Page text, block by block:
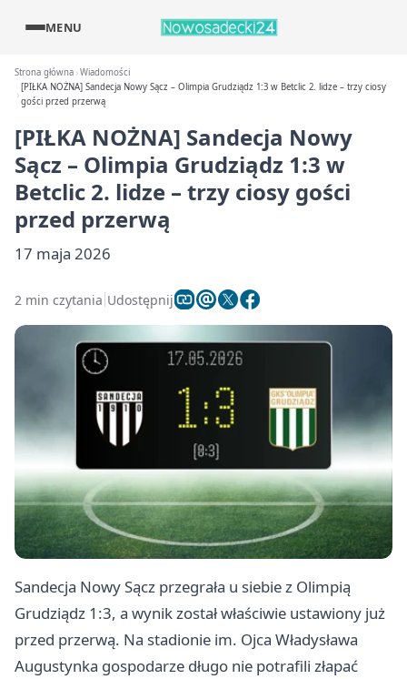
MENU
Strona główna Wiadomości
[PIŁKA NOŻNA] Sandecja Nowy Sącz – Olimpia Grudziądz 1:3 w Betclic 2. lidze – trzy ciosy
gości przed przerwą
[PIŁKA NOŻNA] Sandecja Nowy
Sącz – Olimpia Grudziądz 1:3 w
Betclic 2. lidze – trzy ciosy gości
przed przerwą
17 maja 2026
2 min czytania Udostępnij
Sandecja Nowy Sącz przegrała u siebie z Olimpią
Grudziądz 1:3, a wynik został właściwie ustawiony już
przed przerwą. Na stadionie im. Ojca Władysława
Augustynka gospodarze długo nie potrafili złapać